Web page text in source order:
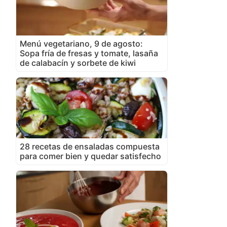
Menú vegetariano, 9 de agosto:
Sopa fría de fresas y tomate, lasaña
de calabacín y sorbete de kiwi
28 recetas de ensaladas compuesta
para comer bien y quedar satisfecho